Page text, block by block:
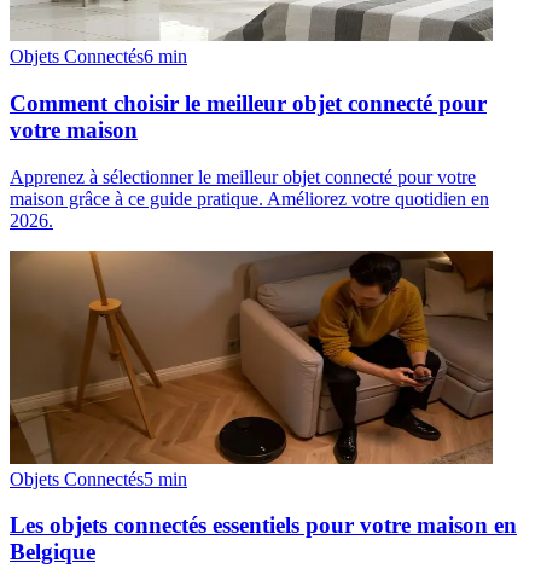
Objets Connectés6 min
Comment choisir le meilleur objet connecté pour
votre maison
Apprenez à sélectionner le meilleur objet connecté pour votre
maison grâce à ce guide pratique. Améliorez votre quotidien en
2026.
Objets Connectés5 min
Les objets connectés essentiels pour votre maison en
Belgique